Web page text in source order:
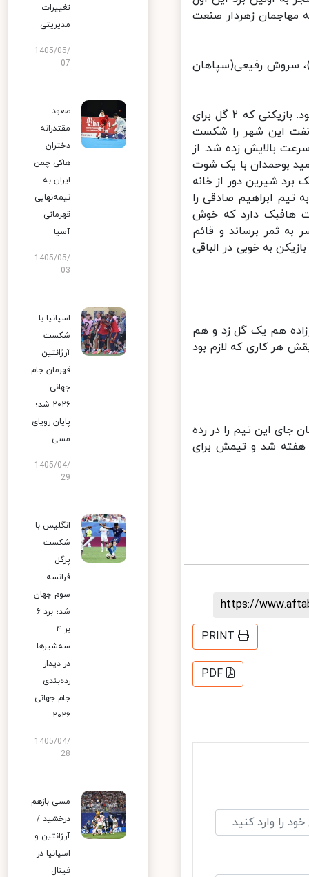
زهردار صنعت
سروش رفیعی(سپاهان
شاید بتوان گفت سید مهدی حسینی بهترین بازیکن این هفته لیگ برتر بود. بازیکنی که ۲ گل برای
این شهر را شکست
و سرعت بالایش زده شد. از
بوحمدان با یک شوت
برد شیرین دور از خانه
ابراهیم صادقی را
تیمی که ۲ بازیکن در پست هافبک دارد که خوش
ثمر برساند و قائم
هم با یک ضربه ایستگاهی عالی زننده دیگر گل مس بود. این ۲ بازیکن به خوبی در الباقی
هم یک گل زد و هم
هر کاری که لازم بود
جای این تیم را در رده
هفته شد و تیمش برای
https://
PRINT
PDF
تغییرات
مدیریتی
1405/05/
07
صعود
مقتدرانه
دختران
هاکی چمن
ایران به
نیمه‌نهایی
قهرمانی
آسیا
1405/05/
03
اسپانیا با
شکست
آرژانتین
قهرمان جام
جهانی
۲۰۲۶ شد؛
پایان رویای
مسی
1405/04/
29
انگلیس با
شکست
پرگل
فرانسه
سوم جهان
شد؛ برد ۶
بر ۴
سه‌شیرها
در دیدار
رده‌بندی
جام جهانی
۲۰۲۶
1405/04/
28
مسی بازهم
درخشید /
آرژانتین و
اسپانیا در
فینال